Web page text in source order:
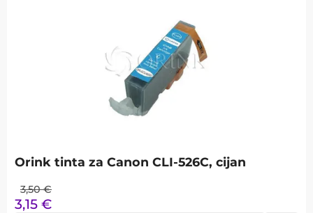
Orink tinta za Canon CLI-526C, cijan
3,50 €
3,15 €